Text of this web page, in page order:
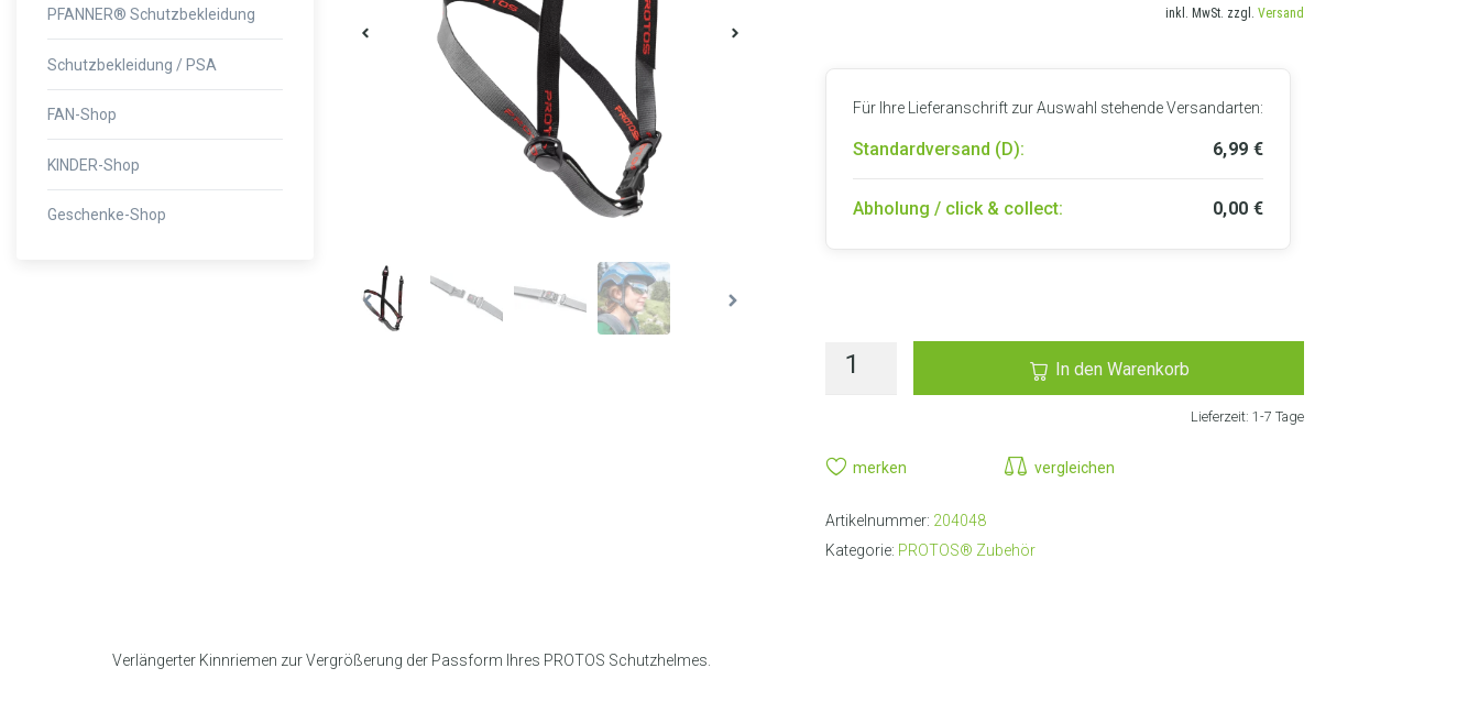
PFANNER® Schutzbekleidung
Schutzbekleidung / PSA
FAN-Shop
KINDER-Shop
Geschenke-Shop
inkl. MwSt. zzgl. Versand
Für Ihre Lieferanschrift zur Auswahl stehende Versandarten:
Standardversand (D): 6,99 €
Abholung / click & collect: 0,00 €
In den Warenkorb
Lieferzeit: 1-7 Tage
merken vergleichen
Artikelnummer: 204048
Kategorie: PROTOS® Zubehör
Verlängerter Kinnriemen zur Vergrößerung der Passform Ihres PROTOS Schutzhelmes.